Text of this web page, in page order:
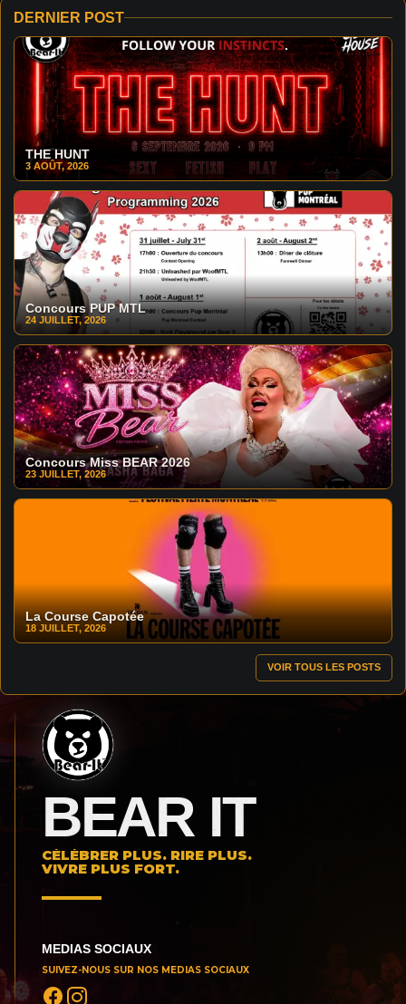
DERNIER POST
THE HUNT
3 AOÛT, 2026
Concours PUP MTL
24 JUILLET, 2026
Concours Miss BEAR 2026
23 JUILLET, 2026
La Course Capotée
18 JUILLET, 2026
VOIR TOUS LES POSTS
BEAR IT
CÉLÉBRER PLUS. RIRE PLUS.
VIVRE PLUS FORT.
MEDIAS SOCIAUX
SUIVEZ-NOUS SUR NOS MEDIAS SOCIAUX